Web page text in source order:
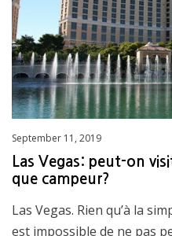
Posted
on
September 11, 2019
Las Vegas: peut-on
que campeur?
Las Vegas. Rien qu’à la
est impossible de ne pas